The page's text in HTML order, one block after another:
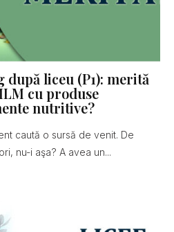
liceu (P1): merită
cu produse
nutritive?
caută o sursă de venit. De
nu-i aşa? A avea un...